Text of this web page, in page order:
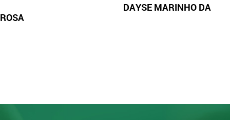
DAYSE MARINHO DA
ROSA